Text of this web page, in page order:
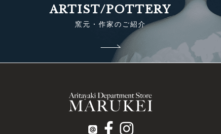
ARTIST/POTTERY
窯元・作家のご紹介